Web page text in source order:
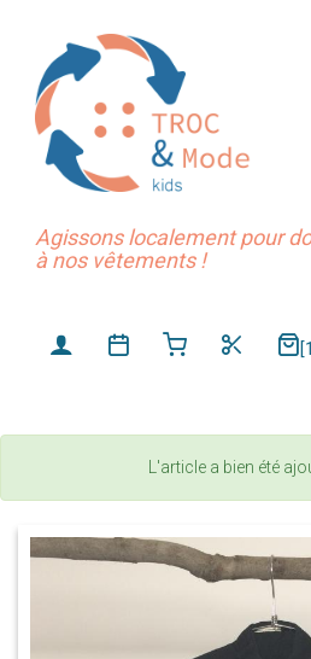
Agissons localement pour
à nos vêtements !
L'article a bien été